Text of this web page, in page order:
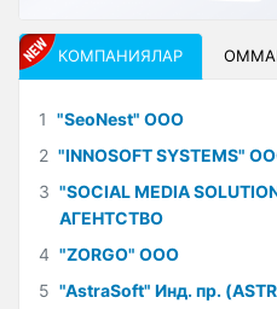
КОМПАНИЯЛАР
1 "SeoNest" ООО
2 "INNOSOFT SYSTEMS"
3 "SOCIAL MEDIA
АГЕНТСТВО
4 "ZORGO" ООО
5 "AstraSoft" Инд. пр.